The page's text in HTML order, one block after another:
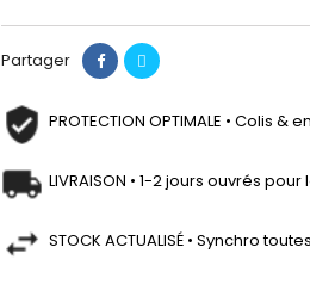
Partager
PROTECTION OPTIMALE • Colis
LIVRAISON • 1-2 jours ouvrés
STOCK ACTUALISÉ • Synchro